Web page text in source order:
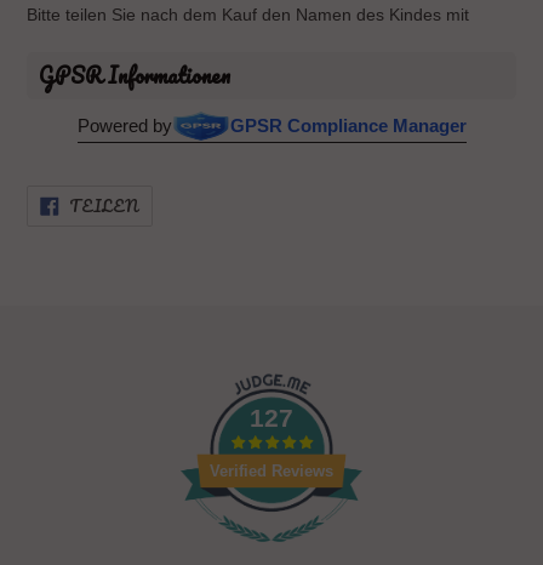
Bitte teilen Sie nach dem Kauf den Namen des Kindes mit
GPSR Informationen
Powered by GPSR Compliance Manager
TEILENFACEBOOK
127
Verified Reviews